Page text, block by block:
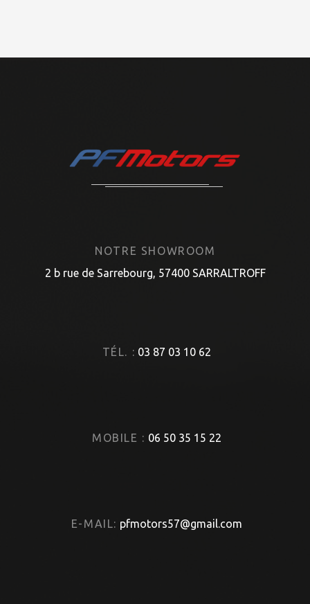
NOTRE SHOWROOM
2 b rue de Sarrebourg, 57400 SARRALTROFF
TÉL. : 03 87 03 10 62
MOBILE : 06 50 35 15 22
E-MAIL: pfmotors57@gmail.com